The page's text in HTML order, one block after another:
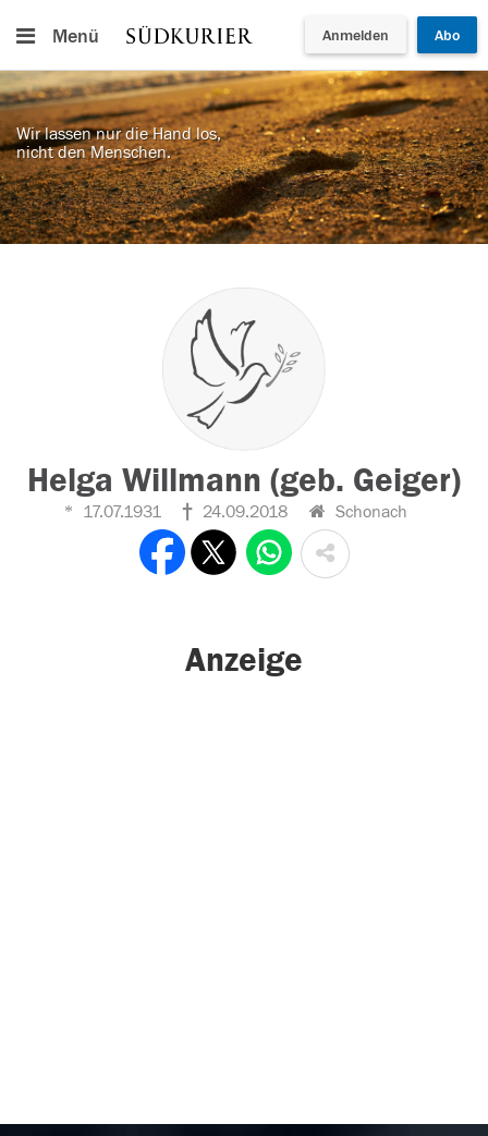
Menü Anmelden Abo
Wir lassen nur die Hand los,
nicht den Menschen.
Helga Willmann (geb. Geiger)
17.07.1931 24.09.2018 Schonach
Anzeige